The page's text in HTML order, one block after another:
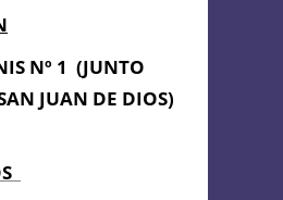
Nº 1 (JUNTO
JUAN DE DIOS)